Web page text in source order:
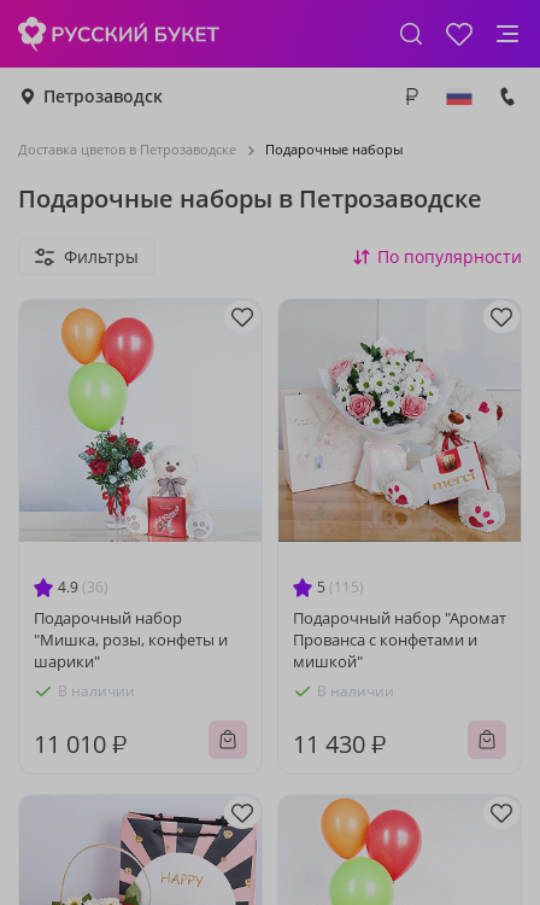
Петрозаводск
Доставка цветов в Петрозаводске Подарочные наборы
Подарочные наборы в Петрозаводске
Фильтры По популярности
4.9 (36)
Подарочный набор
"Мишка, розы, конфеты и
шарики"
В наличии
11 010 ₽
5 (115)
Подарочный набор "Аромат
Прованса с конфетами и
мишкой"
В наличии
11 430 ₽